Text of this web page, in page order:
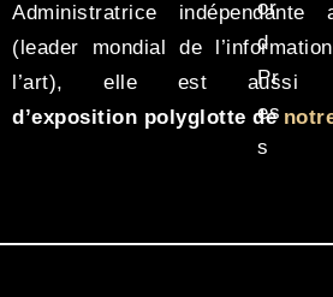
Administratrice
(leader mondial de
l’art), elle est aussi
d’exposition polyglotte de